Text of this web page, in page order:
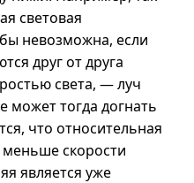
световая
невозможна, если
друг от друга
света, — луч
может тогда догнать
что относительная
меньше скорости
является уже